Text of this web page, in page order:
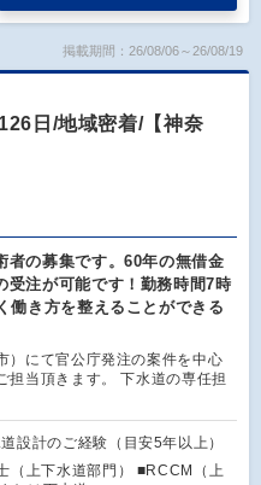
掲載期間：26/08/06～26/08/19
日/地域密着/【神奈
者の募集です。60年の無借金
受注が可能です！勤務時間7時
働き方を整えることができる
）にて官公庁発注の案件を中心
担当頂きます。 下水道の専任担
設計のご経験（目安5年以上）
（上下水道部門） ■RCCM（上